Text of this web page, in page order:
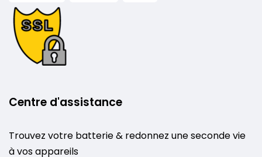
Centre d'assistance
Trouvez votre batterie & redonnez une seconde vie
à vos appareils